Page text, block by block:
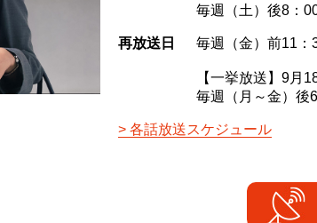
毎週（土）後8：
再放送日 毎週（金）前11
【一挙放送】9月
毎週（月～金）後
各話放送スケジュール